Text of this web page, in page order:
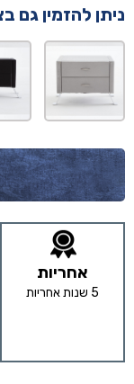
ניתן להזמין גם
אחריות
5 שנות אחריות